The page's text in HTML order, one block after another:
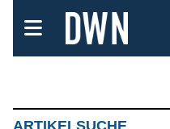
ARTIKELSUCHE